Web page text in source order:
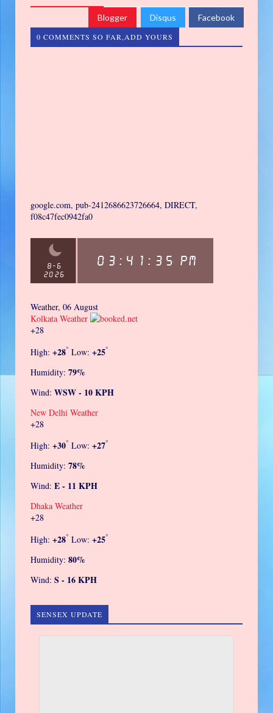
Blogger Disqus Facebook
0 COMMENTS SO FAR,ADD YOURS
google.com, pub-2412686623726664, DIRECT,
f08c47fec0942fa0
Weather, 06 August
Kolkata Weather
+28
High: +28° Low: +25°
Humidity: 79%
Wind: WSW - 10 KPH
New Delhi Weather
+28
High: +30° Low: +27°
Humidity: 78%
Wind: E - 11 KPH
Dhaka Weather
+28
High: +28° Low: +25°
Humidity: 80%
Wind: S - 16 KPH
SENSEX UPDATE